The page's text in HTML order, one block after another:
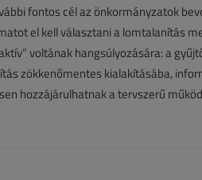
fontos cél az önkormányzatok
el kell választani a lomtalanítás
voltának hangsúlyozására: a
zökkenőmentes kialakításába,
hozzájárulhatnak a tervszerű